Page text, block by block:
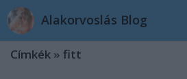
Alakorvoslás Blog
Címkék » fitt